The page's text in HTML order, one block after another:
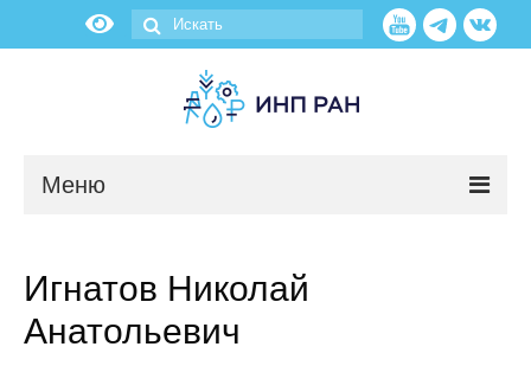
Меню
Игнатов Николай
Анатольевич